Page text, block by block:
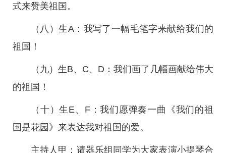
式来赞美祖国。
（八）生A：我写了一幅毛笔字来献给我们的
祖国！
（九）生B、C、D：我们画了几幅画献给伟大
的祖国！
（十）生E、F：我们愿弹奏一曲《我们的祖
国是花园》来表达我对祖国的爱。
主持人甲：请器乐组同学为大家表演小提琴合